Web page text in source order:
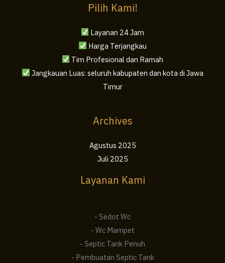
Pilih Kami!
Layanan 24 Jam
Harga Terjangkau
Tim Profesional dan Ramah
Jangkauan Luas: seluruh kabupaten dan kota di Jawa
Timur
Archives
Agustus 2025
Juli 2025
Layanan Kami
- Sedot Wc
- Wc Mampet
- Septic Tank Penuh
- Pembuatan Septic Tank